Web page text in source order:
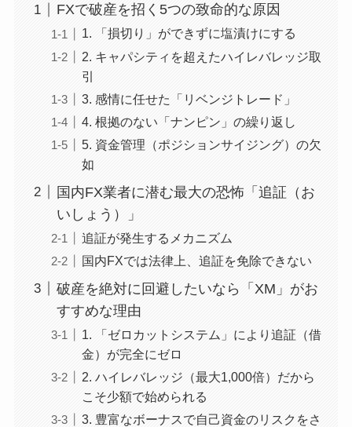
FXで破産を招く5つの致命的な原因
1. 「損切り」ができずに塩漬けにする
2. キャパシティを超えたハイレバレッジ取
引
3. 感情に任せた「リベンジトレード」
4. 根拠のない「ナンピン」の繰り返し
5. 資金管理（ポジションサイジング）の欠
如
国内FX業者に潜む最大の恐怖「追証（お
いしょう）」
追証が発生するメカニズム
国内FXでは法律上、追証を免除できない
破産を絶対に回避したいなら「XM」がお
すすめな理由
1. 「ゼロカットシステム」により追証（借
金）が完全にゼロ
2. ハイレバレッジ（最大1,000倍）だから
こそ少額で始められる
3. 豊富なボーナスで自己資金のリスクをさ